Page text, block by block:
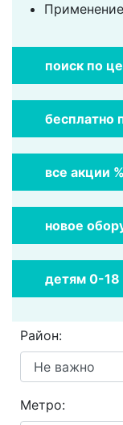
поиск по
бесплатно
все акции %
новое
детям 0-18
Район:
Метро: